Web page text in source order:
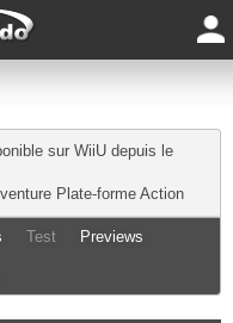
sur WiiU depuis le
Plate-forme Action
Test Previews